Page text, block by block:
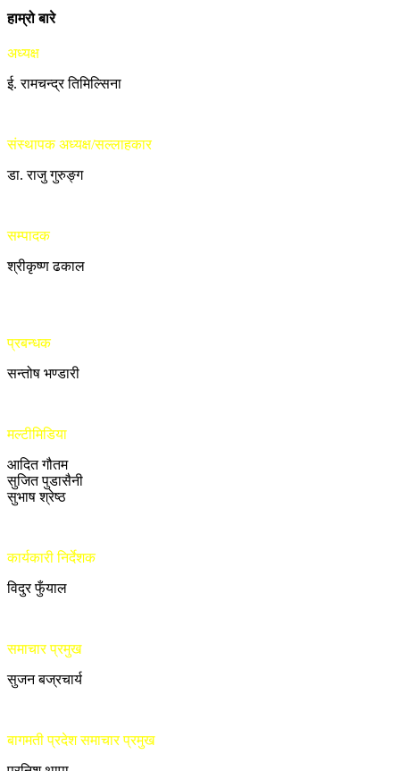
हाम्रो बारे
अध्यक्ष
ई. रामचन्द्र तिमिल्सिना
संस्थापक अध्यक्ष/सल्लाहकार
डा. राजु गुरुङ्ग
सम्पादक
श्रीकृष्ण ढकाल
प्रबन्धक
सन्तोष भण्डारी
मल्टीमिडिया
आदित गौतम
सुजित पुडासैनी
सुभाष श्रेष्ठ
कार्यकारी निर्देशक
विदुर फुँयाल
समाचार प्रमुख
सुजन बज्रचार्य
बागमती प्रदेश समाचार प्रमुख